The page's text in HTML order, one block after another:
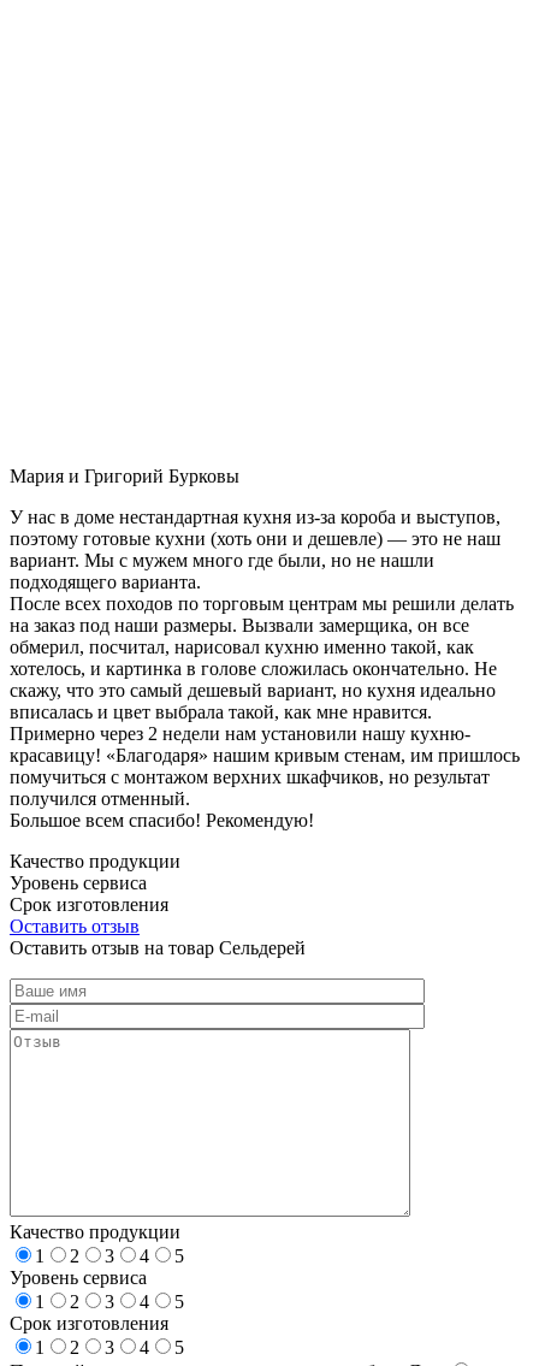
Мария и Григорий Бурковы
У нас в доме нестандартная кухня из-за короба и выступов,
поэтому готовые кухни (хоть они и дешевле) — это не наш
вариант. Мы с мужем много где были, но не нашли
подходящего варианта.
После всех походов по торговым центрам мы решили делать
на заказ под наши размеры. Вызвали замерщика, он все
обмерил, посчитал, нарисовал кухню именно такой, как
хотелось, и картинка в голове сложилась окончательно. Не
скажу, что это самый дешевый вариант, но кухня идеально
вписалась и цвет выбрала такой, как мне нравится.
Примерно через 2 недели нам установили нашу кухню-
красавицу! «Благодаря» нашим кривым стенам, им пришлось
помучиться с монтажом верхних шкафчиков, но результат
получился отменный.
Большое всем спасибо! Рекомендую!
Качество продукции
Уровень сервиса
Срок изготовления
Оставить отзыв
Оставить отзыв на товар Сельдерей
Качество продукции
1
2 3 4
5
Уровень сервиса
1
2 3 4
5
Срок изготовления
1
2 3 4
5